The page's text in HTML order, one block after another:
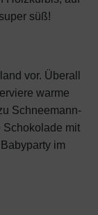
süß!
vor. Überall
warme
Schneemann-
Schokolade mit
im